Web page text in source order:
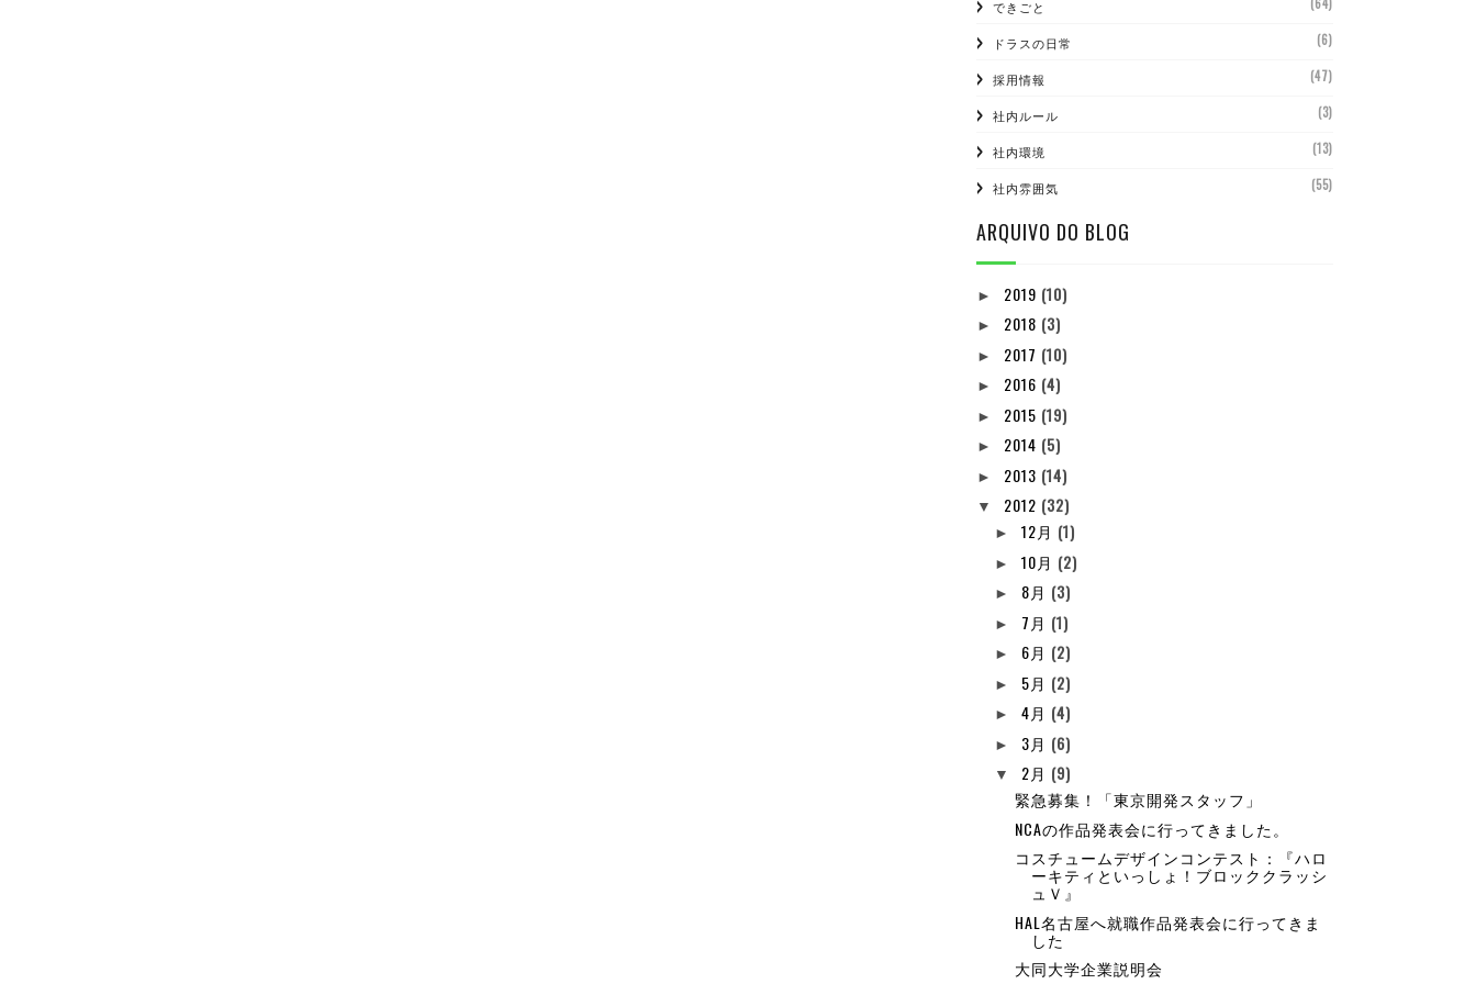
できごと
ドラスの日常 (6)
採用情報 (47)
社内ルール (3)
社内環境 (13)
社内雰囲気 (55)
ARQUIVO DO BLOG
► 2019 (10)
► 2018 (3)
► 2017 (10)
► 2016 (4)
► 2015 (19)
► 2014 (5)
► 2013 (14)
▼ 2012 (32)
►12月 (1)
►10月 (2)
► 8月 (3)
► 7月 (1)
► 6月 (2)
► 5月 (2)
►4月 (4)
► 3月 (6)
▼ 2月 (9)
緊急募集！「東京開発スタッフ」
NCAの作品発表会に行ってきました。
コスチュームデザインコンテスト：『ハロ
ーキティといっしょ！ブロッククラッシ
ュＶ』
HAL名古屋へ就職作品発表会に行ってきま
した
大同大学企業説明会